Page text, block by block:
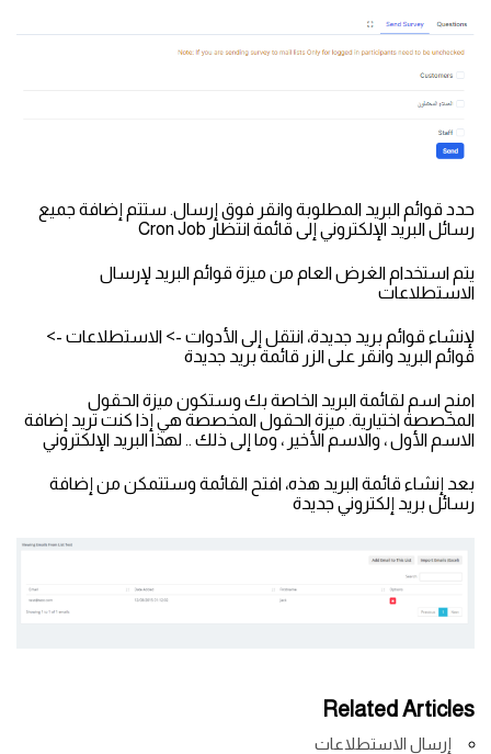
حدد قوائم البريد المطلوبة وانقر فوق إرسال. ستتم إضافة جميع
رسائل البريد الإلكتروني إلى قائمة انتظار Cron Job
يتم استخدام الغرض العام من ميزة قوائم البريد لإرسال
الاستطلاعات
لإنشاء قوائم بريد جديدة، انتقل إلى الأدوات -> الاستطلاعات ->
قوائم البريد وانقر على الزر قائمة بريد جديدة
امنح اسم لقائمة البريد الخاصة بك وستكون ميزة الحقول
المخصصة اختيارية. ميزة الحقول المخصصة هي إذا كنت تريد إضافة
الاسم الأول ، والاسم الأخير ، وما إلى ذلك .. لهذا البريد الإلكتروني
بعد إنشاء قائمة البريد هذه، افتح القائمة وستتمكن من إضافة
رسائل بريد إلكتروني جديدة
Related Articles
إرسال الاستطلاعات